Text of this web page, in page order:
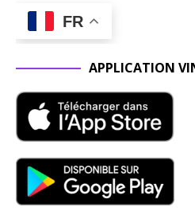
FR
APPLICATION